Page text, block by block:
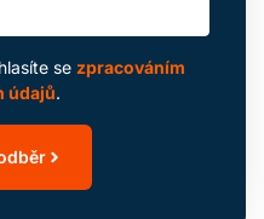
se zpracováním
údajů.